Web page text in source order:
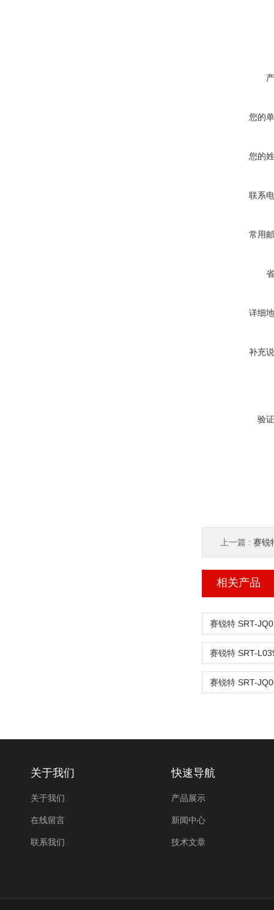
您的
您的
联系
常用
详细
补充
验
上一篇 : 赛锐特
相关产品
关于我们
关于我们
在线留言
联系我们
快速导航
产品展示
新闻中心
技术文章